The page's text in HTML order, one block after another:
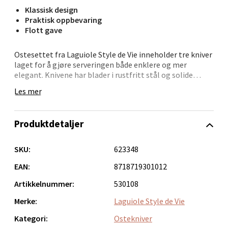
Klassisk design
Praktisk oppbevaring
Flott gave
Ostesettet fra Laguiole Style de Vie inneholder tre kniver
laget for å gjøre serveringen både enklere og mer
elegant. Knivene har blader i rustfritt stål og solide
bladtykkelse på 1,2 mm.
eller som en fast del av serveringsutstyret. Knivene tåler
og dekorativt sett til enhver anledning.
Les mer
Produktdetaljer
SKU:
623348
EAN:
8718719301012
Artikkelnummer:
530108
Merke:
Laguiole Style de Vie
Kategori:
Ostekniver
Bergen - Oasen Senter
Åpent i dag 10-18
0 i butikk
Oppdal - Aunasenteret
Åpent i dag 10-18